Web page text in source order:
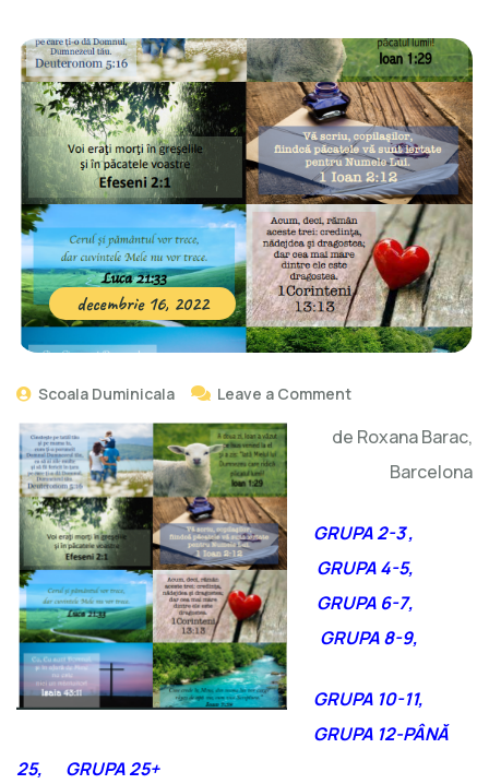
decembrie 16, 2022
Scoala Duminicala Leave a Comment
de Roxana Barac,
Barcelona
GRUPA 2-3,
GRUPA 4-5,
GRUPA 6-7,
GRUPA 8-9,
GRUPA 10-11,
GRUPA 12-PÂNĂ
25,
GRUPA 25+